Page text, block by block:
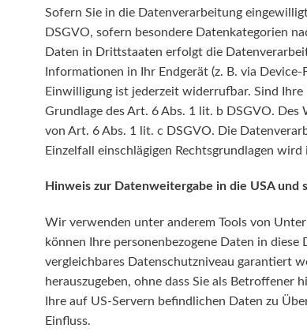
Sofern Sie in die Datenverarbeitung
DSGVO, sofern besondere Datenkategorien
Daten in Drittstaaten erfolgt die
Informationen in Ihr Endgerät (z. B. via
Einwilligung ist jederzeit widerrufbar. Sind
Grundlage des Art. 6 Abs. 1 lit. b DSGVO.
von Art. 6 Abs. 1 lit. c DSGVO. Die
Einzelfall einschlägigen Rechtsgrundlagen
Hinweis zur Datenweitergabe in die USA und
Wir verwenden unter anderem Tools von
können Ihre personenbezogene Daten in
vergleichbares Datenschutzniveau garantiert
herauszugeben, ohne dass Sie als Betroffener
Ihre auf US-Servern befindlichen Daten zu
Einfluss.